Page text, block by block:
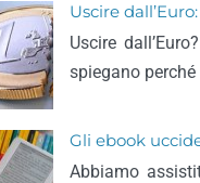
Uscire
Uscire
spiegano
Gli ebook
Abbiamo